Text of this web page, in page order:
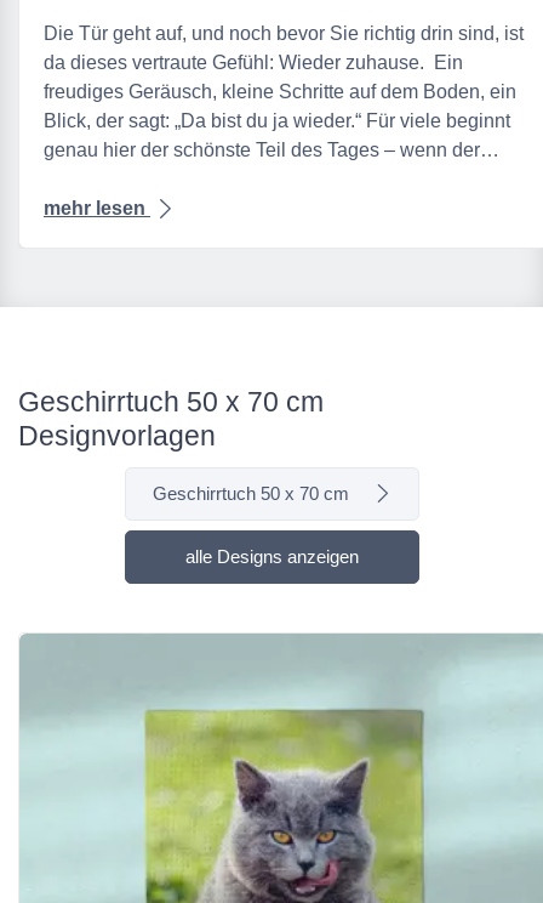
Die Tür geht auf, und noch bevor Sie richtig drin sind, ist
da dieses vertraute Gefühl: Wieder zuhause. Ein
freudiges Geräusch, kleine Schritte auf dem Boden, ein
Blick, der sagt: „Da bist du ja wieder.“ Für viele beginnt
genau hier der schönste Teil des Tages – wenn der…
mehr lesen
Geschirrtuch 50 x 70 cm
Designvorlagen
Geschirrtuch 50 x 70 cm
alle Designs anzeigen